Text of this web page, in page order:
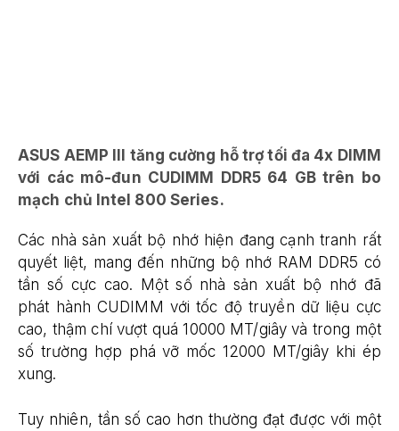
ASUS AEMP III tăng cường hỗ trợ tối đa 4x DIMM
với các mô-đun CUDIMM DDR5 64 GB trên bo
mạch chủ Intel 800 Series.
Các nhà sản xuất bộ nhớ hiện đang cạnh tranh rất
quyết liệt, mang đến những bộ nhớ RAM DDR5 có
tần số cực cao. Một số nhà sản xuất bộ nhớ đã
phát hành CUDIMM với tốc độ truyền dữ liệu cực
cao, thậm chí vượt quá 10000 MT/giây và trong một
số trường hợp phá vỡ mốc 12000 MT/giây khi ép
xung.
Tuy nhiên, tần số cao hơn thường đạt được với một